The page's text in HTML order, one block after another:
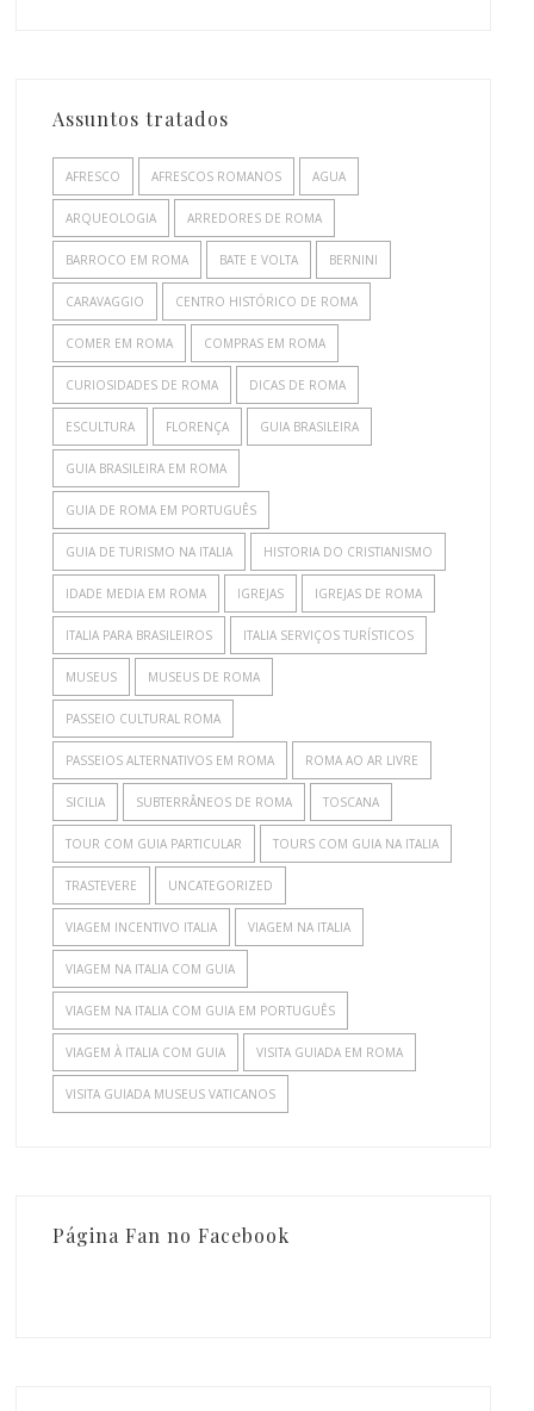
Assuntos tratados
AFRESCO AFRESCOS ROMANOS AGUA
ARQUEOLOGIA ARREDORES DE ROMA
BARROCO EM ROMA BATE E VOLTA BERNINI
CARAVAGGIO CENTRO HISTÓRICO DE ROMA
COMER EM ROMA COMPRAS EM ROMA
CURIOSIDADES DE ROMA DICAS DE ROMA
ESCULTURA FLORENÇA GUIA BRASILEIRA
GUIA BRASILEIRA EM ROMA
GUIA DE ROMA EM PORTUGUÊS
GUIA DE TURISMO NA ITALIA HISTORIA DO CRISTIANISMO
IDADE MEDIA EM ROMA IGREJAS IGREJAS DE ROMA
ITALIA PARA BRASILEIROS ITALIA SERVIÇOS TURÍSTICOS
MUSEUS MUSEUS DE ROMA
PASSEIO CULTURAL ROMA
PASSEIOS ALTERNATIVOS EM ROMA ROMA AO AR LIVRE
SICILIA SUBTERRÂNEOS DE ROMA TOSCANA
TOUR COM GUIA PARTICULAR TOURS COM GUIA NA ITALIA
TRASTEVERE UNCATEGORIZED
VIAGEM INCENTIVO ITALIA VIAGEM NA ITALIA
VIAGEM NA ITALIA COM GUIA
VIAGEM NA ITALIA COM GUIA EM PORTUGUÊS
VIAGEM À ITALIA COM GUIA VISITA GUIADA EM ROMA
VISITA GUIADA MUSEUS VATICANOS
Página Fan no Facebook